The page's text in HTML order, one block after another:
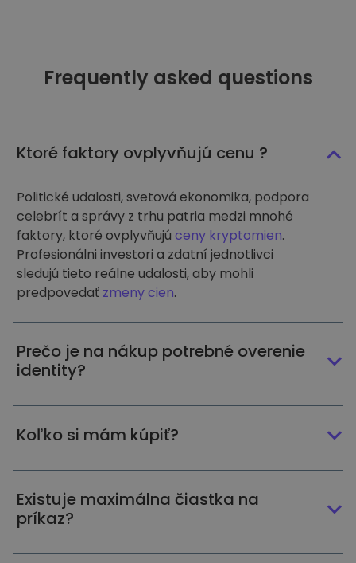
Frequently asked questions
Ktoré faktory ovplyvňujú cenu ?
Politické udalosti, svetová ekonomika, podpora
celebrít a správy z trhu patria medzi mnohé
faktory, ktoré ovplyvňujú ceny kryptomien.
Profesionálni investori a zdatní jednotlivci
sledujú tieto reálne udalosti, aby mohli
predpovedať zmeny cien.
Prečo je na nákup potrebné overenie
identity?
Koľko si mám kúpiť?
Existuje maximálna čiastka na
príkaz?